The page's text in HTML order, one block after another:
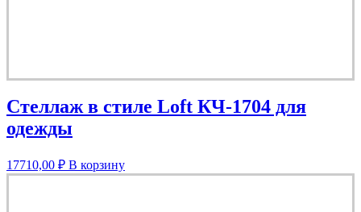
Стеллаж в стиле Loft КЧ-1704 для
одежды
17710,00 ₽ В корзину